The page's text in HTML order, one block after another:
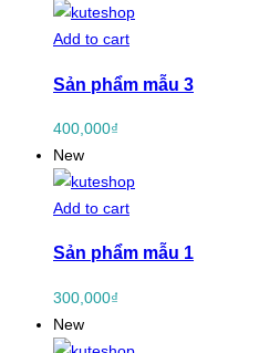
Add to cart
Sản phẩm mẫu 3
400,000₫
New
Add to cart
Sản phẩm mẫu 1
300,000₫
New